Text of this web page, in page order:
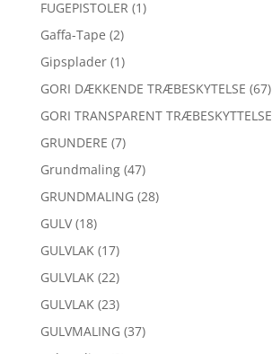
FUGEPISTOLER (1)
Gaffa-Tape (2)
Gipsplader (1)
GORI DÆKKENDE TRÆBESKYTELSE (67)
GORI TRANSPARENT TRÆBESKYTTELSE
GRUNDERE (7)
Grundmaling (47)
GRUNDMALING (28)
GULV (18)
GULVLAK (17)
GULVLAK (22)
GULVLAK (23)
GULVMALING (37)